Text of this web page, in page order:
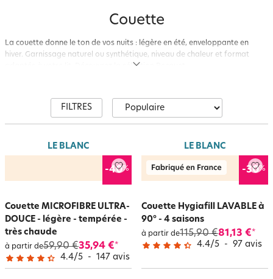
Couette
La couette donne le ton de vos nuits : légère en été, enveloppante en
hiver. Garnissage naturel ou synthétique, niveau de chaleur et format
adaptés à votre lit. Découvrez la sélection Becquet.
FILTRES
LE BLANC
-40%
Couette MICROFIBRE ULTRA-
DOUCE - légère - tempérée -
très chaude
à partir de59,90 €35,94 €*
4.4/5 - 147 avis
LE BLANC
-30%
Couette Hygiafill LAVABLE à
90° - 4 saisons
à partir de115,90 €81,13 €*
4.4/5 - 97 avis